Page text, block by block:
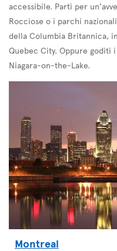
accessibile. Parti per
Rocciose o i parchi
della Columbia Britannica,
Quebec City. Oppure
Niagara-on-the-Lake.
Montreal